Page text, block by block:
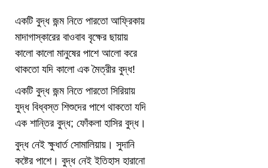
একটি বুদ্ধ জন্ম নিতে পারতো আফ্রিকায়
মাদাগাস্কারের বাওবাব বৃক্ষের ছায়ায়
কালো কালো মানুষের পাশে আলো করে
থাকতো যদি কালো এক মৈত্রীর বুদ্ধ!
একটি বুদ্ধ জন্ম নিতে পারতো সিরিয়ায়
যুদ্ধ বিধ্বস্ত শিশুদের পাশে থাকতো যদি
এক শান্তির বুদ্ধ; ফোঁকলা হাসির বুদ্ধ।
বুদ্ধ নেই ক্ষুধার্ত সোমালিয়ায়। সুদানি
কষ্টের পাশে। বুদ্ধ নেই ইতিহাস হারানো